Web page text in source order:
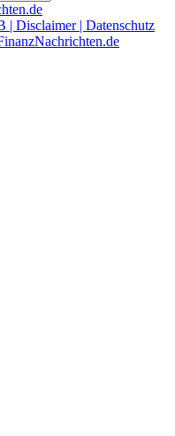
| Disclaimer | Datenschutz